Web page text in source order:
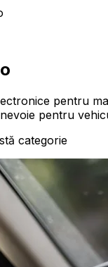
pentru
pentru
categorie